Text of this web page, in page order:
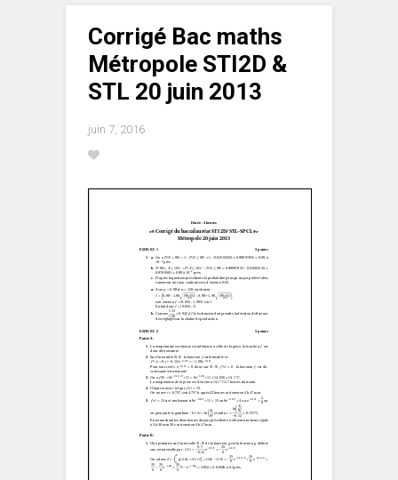
Corrigé Bac maths
Métropole STI2D &
STL 20 juin 2013
juin 7, 2016